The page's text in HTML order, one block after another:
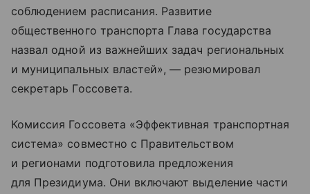
соблюдением расписания. Развитие
общественного транспорта Глава государства
назвал одной из важнейших задач региональных
и муниципальных властей», — резюмировал
секретарь Госсовета.
Комиссия Госсовета «Эффективная транспортная
система» совместно с Правительством
и регионами подготовила предложения
для Президиума. Они включают выделение части